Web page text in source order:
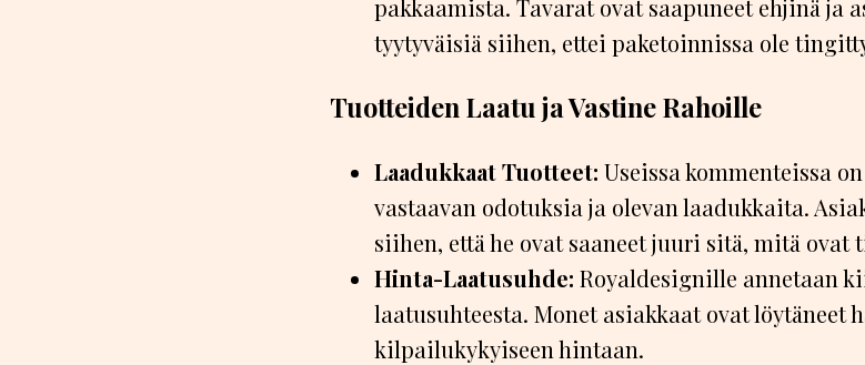
pakkaamista. Tavarat ovat saapuneet ehjinä ja
tyytyväisiä siihen, ettei paketoinnissa ole
Tuotteiden Laatu ja Vastine Rahoille
Laadukkaat Tuotteet: Useissa kommenteissa
vastaavan odotuksia ja olevan laadukkaita.
siihen, että he ovat saaneet juuri sitä, mitä ovat
Hinta-Laatusuhde: Royaldesignille annetaan
laatusuhteesta. Monet asiakkaat ovat löytäneet
kilpailukykyiseen hintaan.